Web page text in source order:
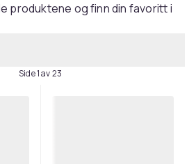
produktene og finn din favoritt i
Side 1 av 23